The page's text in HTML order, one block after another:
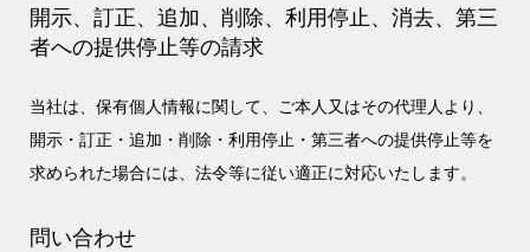
開示、訂正、追加、削除、利用停止、消去、第三
者への提供停止等の請求
当社は、保有個人情報に関して、ご本人又はその代理人より、
開示・訂正・追加・削除・利用停止・第三者への提供停止等を
求められた場合には、法令等に従い適正に対応いたします。
問い合わせ